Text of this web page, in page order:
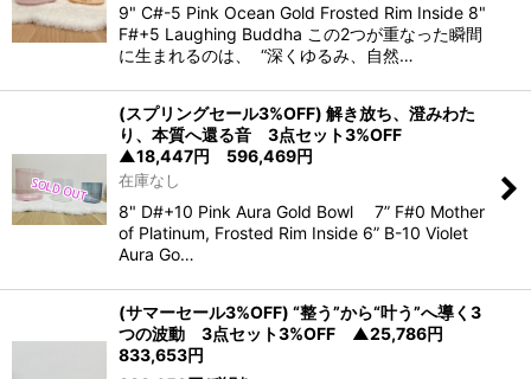
絞り込む
9" C#-5 Pink Ocean Gold Frosted Rim Inside 8"
F#+5 Laughing Buddha この2つが重なった瞬間
に生まれるのは、 “深くゆるみ、自然…
(スプリングセール3%OFF) 解き放ち、澄みわた
り、本質へ還る音 3点セット3%OFF
▲18,447円 596,469円
在庫なし
8" D#+10 Pink Aura Gold Bowl 7” F#0 Mother
of Platinum, Frosted Rim Inside 6” B-10 Violet
Aura Go…
(サマーセール3%OFF) “整う”から“叶う”へ導く3
つの波動 3点セット3%OFF ▲25,786円
833,653円